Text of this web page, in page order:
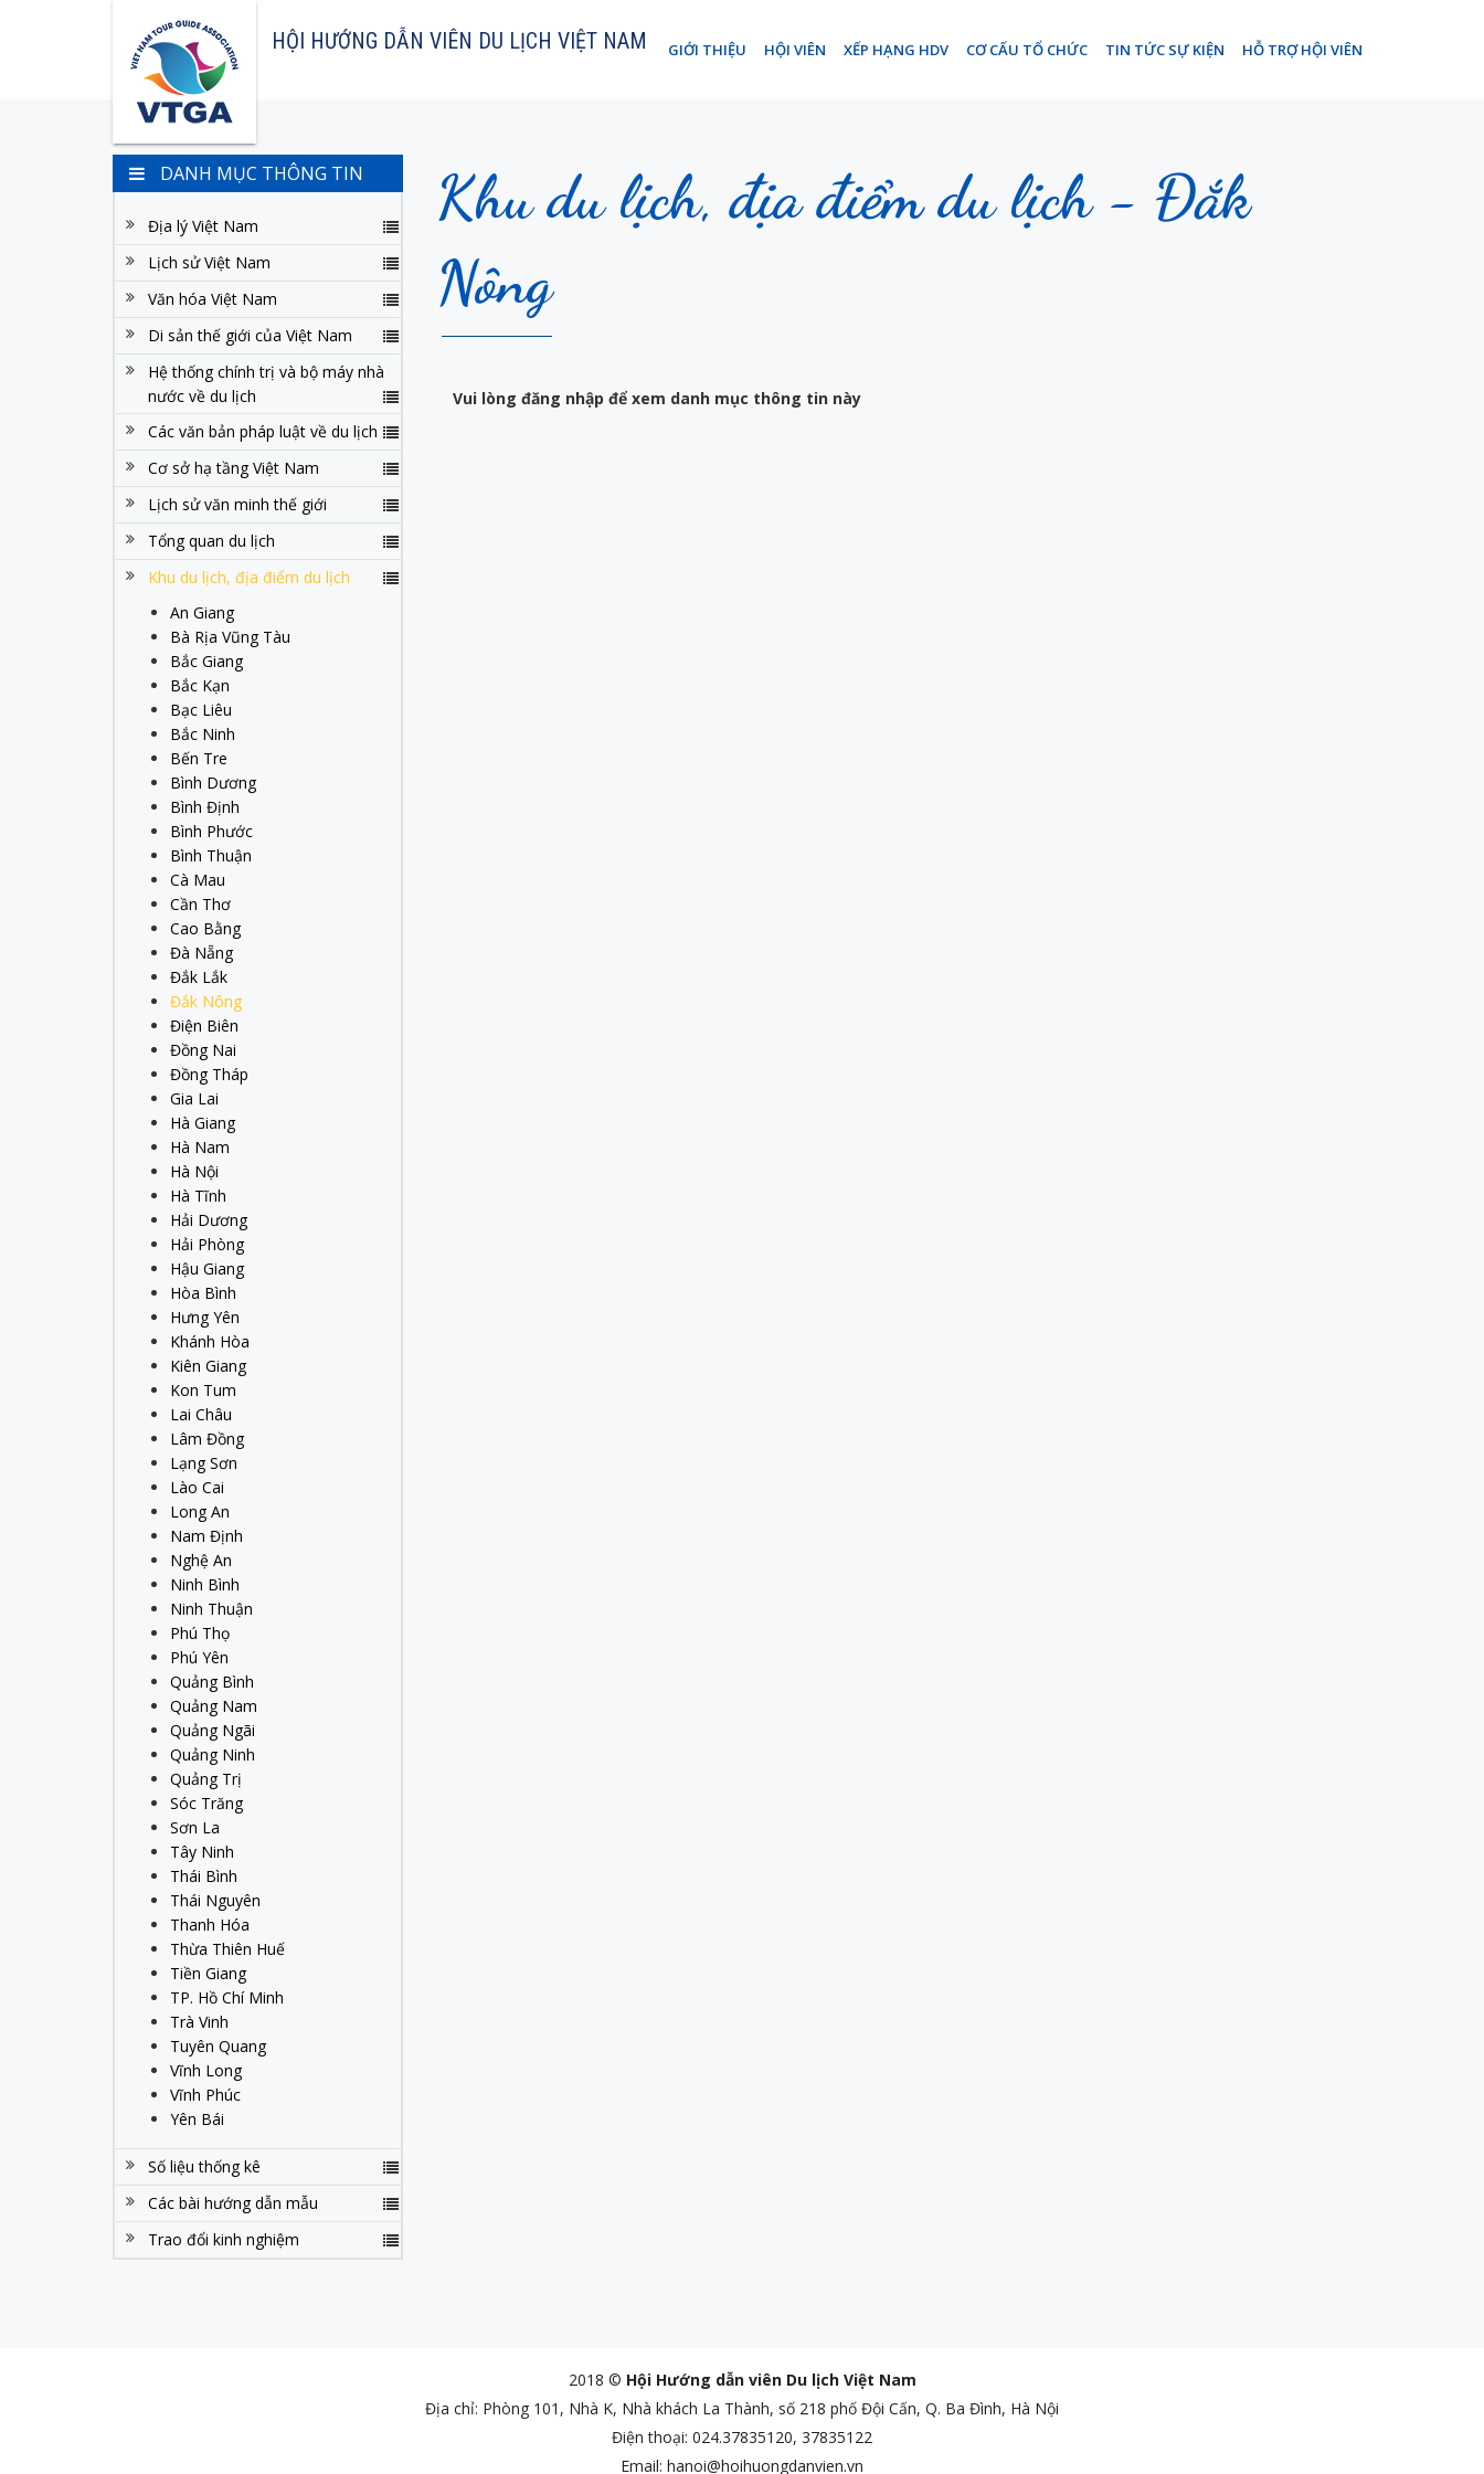
HỘI HƯỚNG DẪN VIÊN DU LỊCH VIỆT NAM GIỚI THIỆU HỘI VIÊN XẾP HẠNG HDV CƠ CẤU TỔ CHỨC TIN TỨC SỰ KIỆN HỖ TRỢ HỘI VIÊN
DANH MỤC THÔNG TIN
Địa lý Việt Nam
Lịch sử Việt Nam
Văn hóa Việt Nam
Di sản thế giới của Việt Nam
Hệ thống chính trị và bộ máy nhà
nước về du lịch
Các văn bản pháp luật về du lịch
Cơ sở hạ tầng Việt Nam
Lịch sử văn minh thế giới
Tổng quan du lịch
Khu du lịch, địa điểm du lịch
An Giang
Bà Rịa Vũng Tàu
Bắc Giang
Bắc Kạn
Bạc Liêu
Bắc Ninh
Bến Tre
Bình Dương
Bình Định
Bình Phước
Bình Thuận
Cà Mau
Cần Thơ
Cao Bằng
Đà Nẵng
Đắk Lắk
Đắk Nông
Điện Biên
Đồng Nai
Đồng Tháp
Gia Lai
Hà Giang
Hà Nam
Hà Nội
Hà Tĩnh
Hải Dương
Hải Phòng
Hậu Giang
Hòa Bình
Hưng Yên
Khánh Hòa
Kiên Giang
Kon Tum
Lai Châu
Lâm Đồng
Lạng Sơn
Lào Cai
Long An
Nam Định
Nghệ An
Ninh Bình
Ninh Thuận
Phú Thọ
Phú Yên
Quảng Bình
Quảng Nam
Quảng Ngãi
Quảng Ninh
Quảng Trị
Sóc Trăng
Sơn La
Tây Ninh
Thái Bình
Thái Nguyên
Thanh Hóa
Thừa Thiên Huế
Tiền Giang
TP. Hồ Chí Minh
Trà Vinh
Tuyên Quang
Vĩnh Long
Vĩnh Phúc
Yên Bái
Số liệu thống kê
Các bài hướng dẫn mẫu
Trao đổi kinh nghiệm
Khu du lịch, địa điểm du lịch - Đắk
Nông
Vui lòng đăng nhập để xem danh mục thông tin này
2018 © Hội Hướng dẫn viên Du lịch Việt Nam
Địa chỉ: Phòng 101, Nhà K, Nhà khách La Thành, số 218 phố Đội Cấn, Q. Ba Đình, Hà Nội
Điện thoại: 024.37835120, 37835122
Email: hanoi@hoihuongdanvien.vn